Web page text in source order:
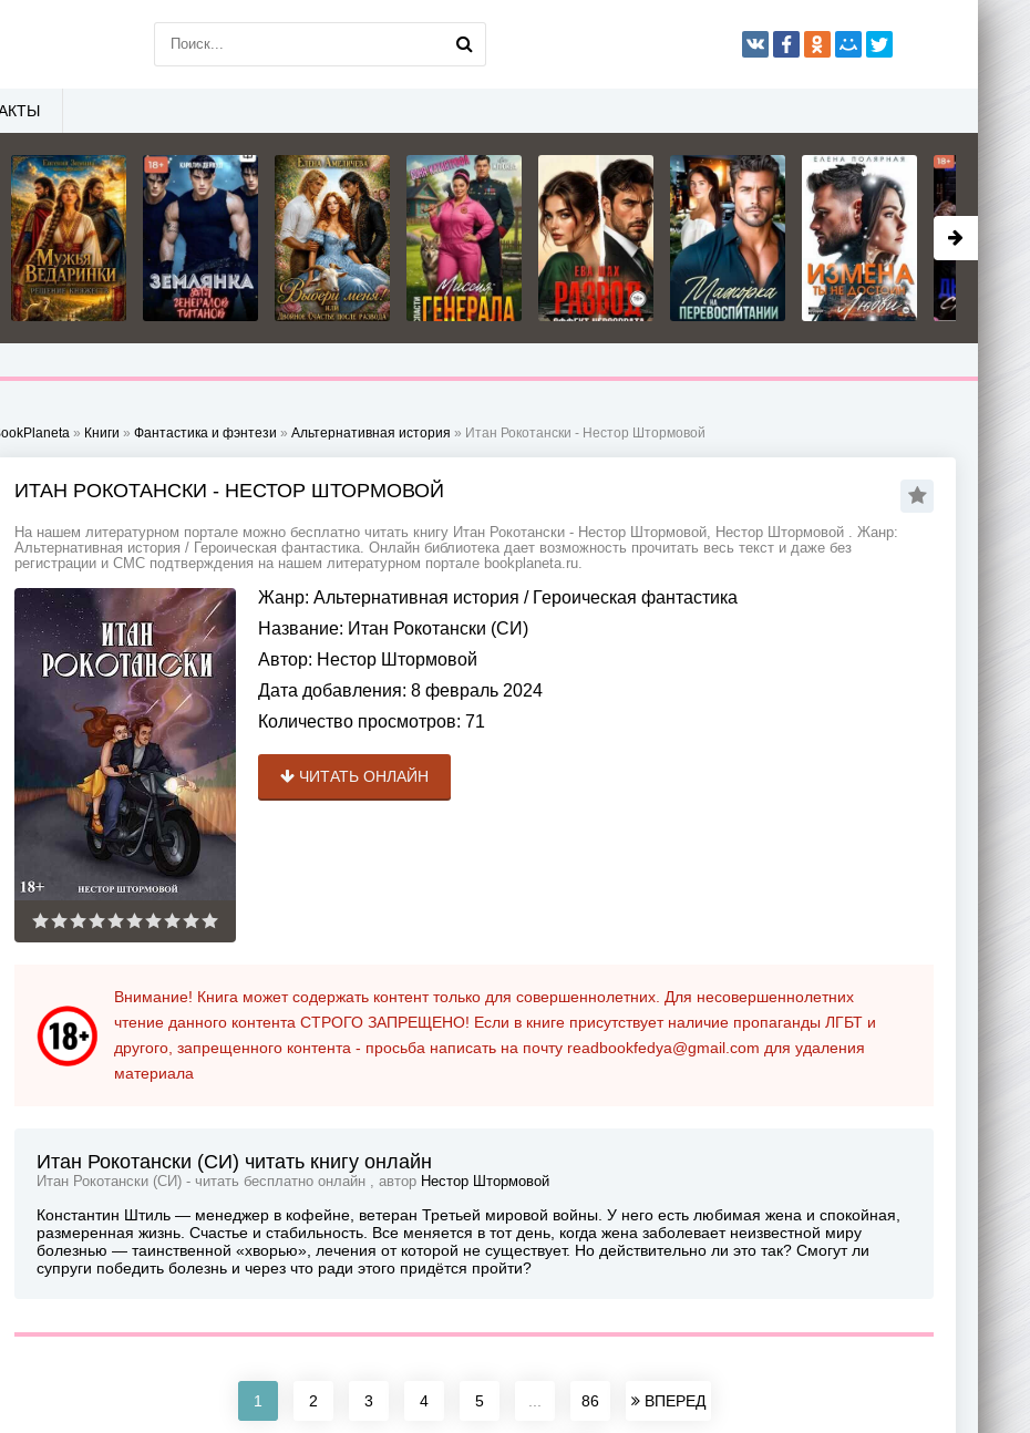
» Книги » Фантастика и фэнтези » Альтернативная история » Итан Рокотански - Нестор Штормовой
ИТАН РОКОТАНСКИ - НЕСТОР ШТОРМОВОЙ
На нашем литературном портале можно бесплатно читать книгу Итан Рокотански - Нестор Штормовой, Нестор Штормовой . Жанр:
Альтернативная история / Героическая фантастика. Онлайн библиотека дает возможность прочитать весь текст и даже без
регистрации и СМС подтверждения на нашем литературном портале bookplaneta.ru.
Жанр: Альтернативная история / Героическая фантастика
Название: Итан Рокотански (СИ)
Автор: Нестор Штормовой
Дата добавления: 8 февраль 2024
Количество просмотров: 71
ЧИТАТЬ ОНЛАЙН
Внимание! Книга может содержать контент только для совершеннолетних. Для несовершеннолетних
чтение данного контента СТРОГО ЗАПРЕЩЕНО! Если в книге присутствует наличие пропаганды ЛГБТ и
другого, запрещенного контента - просьба написать на почту readbookfedya@gmail.com для удаления
материала
Итан Рокотански (СИ) читать книгу онлайн
Итан Рокотански (СИ) - читать бесплатно онлайн , автор Нестор Штормовой
Константин Штиль — менеджер в кофейне, ветеран Третьей мировой войны. У него есть любимая жена и спокойная,
размеренная жизнь. Счастье и стабильность. Все меняется в тот день, когда жена заболевает неизвестной миру
болезнью — таинственной «хворью», лечения от которой не существует. Но действительно ли это так? Смогут ли
супруги победить болезнь и через что ради этого придётся пройти?
1 2 3 4 5 ... 86 ВПЕРЕД